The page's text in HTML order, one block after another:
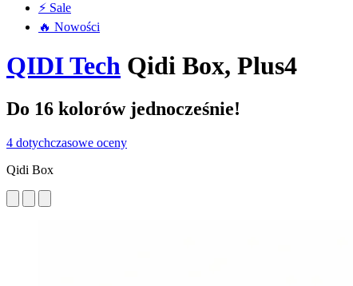
⚡ Sale
🔥 Nowości
QIDI Tech Qidi Box, Plus4
Do 16 kolorów jednocześnie!
4 dotychczasowe oceny
Qidi Box